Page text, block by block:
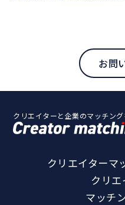
お問
クリエイターと企業のマッチン
クリエイターマ
クリ
マッチ